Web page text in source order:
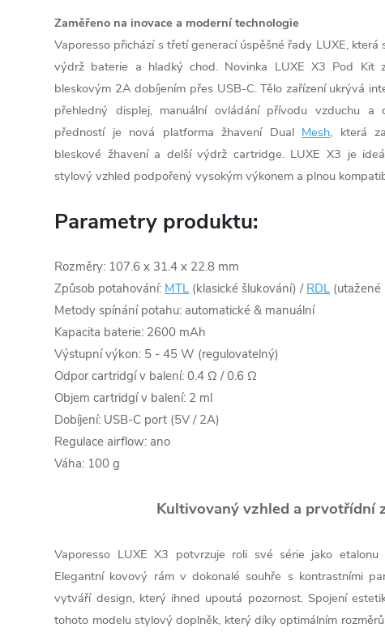
Zaměřeno na inovace a moderní technologie
Vaporesso přichází s třetí generací úspěšné řady LUXE,
výdrž baterie a hladký chod. Novinka LUXE X3 Pod Kit
bleskovým 2A dobíjením přes USB-C. Tělo zařízení ukrývá
přehledný displej, manuální ovládání přívodu vzduchu a
předností je nová platforma žhavení Dual Mesh, která
bleskové žhavení a delší výdrž cartridge. LUXE X3 je
stylový vzhled podpořený vysokým výkonem a plnou
Parametry produktu:
Rozměry: 107.6 x 31.4 x 22.8 mm
Způsob potahování: MTL (klasické šlukování) / RDL (utažené
Metody spínání potahu: automatické & manuální
Kapacita baterie: 2600 mAh
Výstupní výkon: 5 - 45 W (regulovatelný)
Odpor cartridgí v balení: 0.4 Ω / 0.6 Ω
Objem cartridgí v balení: 2 ml
Dobíjení: USB-C port (5V / 2A)
Regulace airflow: ano
Váha: 100 g
Kultivovaný vzhled a prvotřídní
Vaporesso LUXE X3 potvrzuje roli své série jako etalonu
Elegantní kovový rám v dokonalé souhře s kontrastními
vytváří design, který ihned upoutá pozornost. Spojení
tohoto modelu stylový doplněk, který díky optimálním